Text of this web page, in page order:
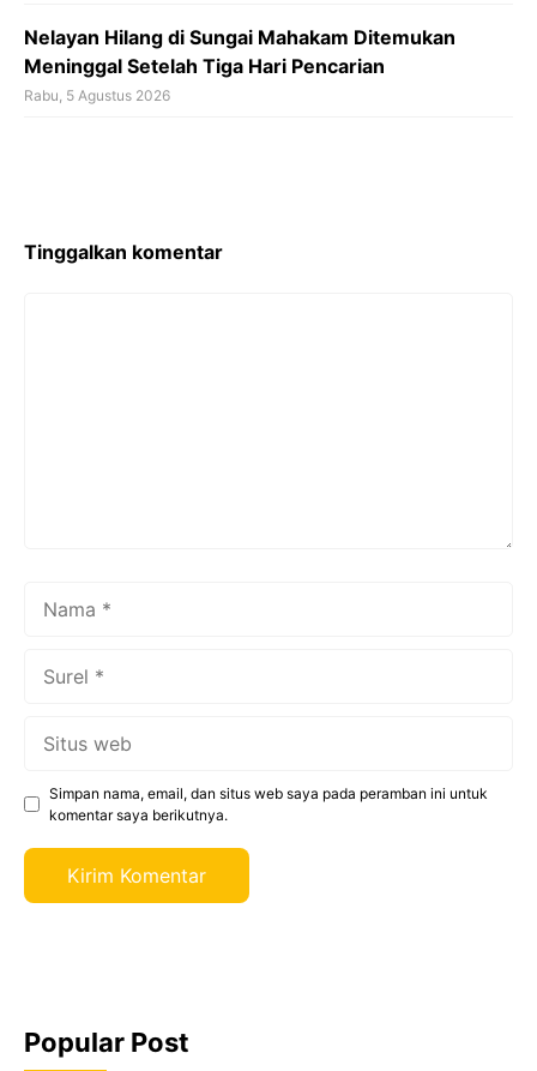
Nelayan Hilang di Sungai Mahakam Ditemukan
Meninggal Setelah Tiga Hari Pencarian
Rabu, 5 Agustus 2026
Tinggalkan komentar
Simpan nama, email, dan situs web saya pada peramban ini untuk
komentar saya berikutnya.
Popular Post